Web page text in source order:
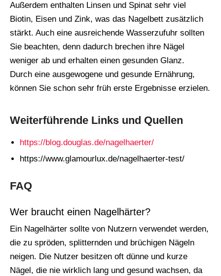
Außerdem enthalten Linsen und Spinat sehr viel
Biotin, Eisen und Zink, was das Nagelbett zusätzlich
stärkt. Auch eine ausreichende Wasserzufuhr sollten
Sie beachten, denn dadurch brechen ihre Nägel
weniger ab und erhalten einen gesunden Glanz.
Durch eine ausgewogene und gesunde Ernährung,
können Sie schon sehr früh erste Ergebnisse erzielen.
Weiterführende Links und Quellen
https://blog.douglas.de/nagelhaerter/
https://www.glamourlux.de/nagelhaerter-test/
FAQ
Wer braucht einen Nagelhärter?
Ein Nagelhärter sollte von Nutzern verwendet werden,
die zu spröden, splitternden und brüchigen Nägeln
neigen. Die Nutzer besitzen oft dünne und kurze
Nägel, die nie wirklich lang und gesund wachsen, da